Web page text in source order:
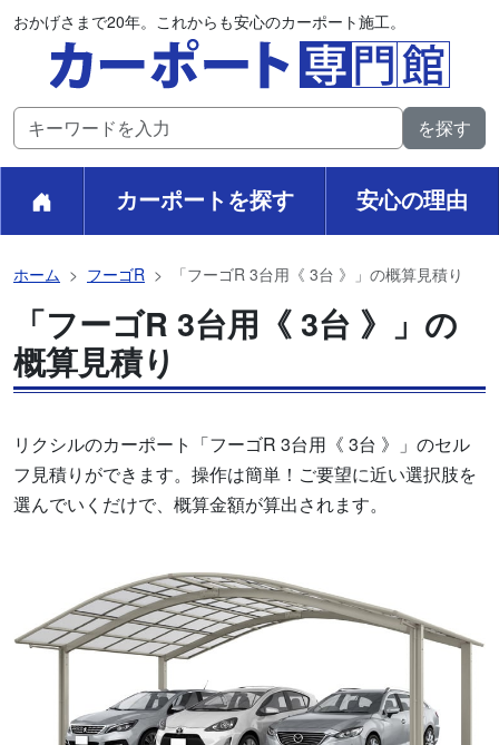
おかげさまで20年。これからも安心のカーポート施工。
カーポートを探す 安心の理由
ホーム フーゴR 「フーゴR 3台用《 3台 》」の概算見積り
「フーゴR 3台用《 3台 》」の
概算見積り
リクシルのカーポート「フーゴR 3台用《 3台 》」のセル
フ見積りができます。操作は簡単！ご要望に近い選択肢を
選んでいくだけで、概算金額が算出されます。